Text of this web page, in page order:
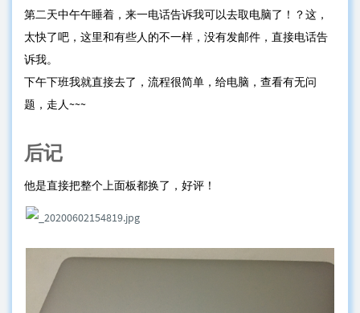
第二天中午午睡着，来一电话告诉我可以去取电脑了！？这，
太快了吧，这里和有些人的不一样，没有发邮件，直接电话告
诉我。
下午下班我就直接去了，流程很简单，给电脑，查看有无问
题，走人~~~
后记
他是直接把整个上面板都换了，好评！